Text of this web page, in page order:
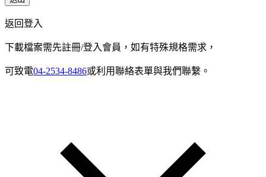
返回登入
下載檔案需先註冊/登入會員，如有特殊規格需求，
可致電04-2534-8486或利用聯絡表單與我們聯繫。